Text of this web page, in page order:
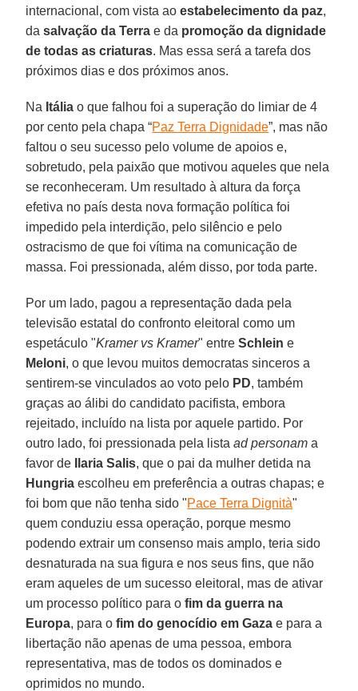
internacional, com vista aoestabelecimento da paz,
dasalvação da Terra e da promoção da dignidade
de todas as criaturas. Mas essa será a tarefa dos
próximos dias e dos próximos anos.
Na Itália o que falhou foi a superação do limiar de 4
por cento pela chapa “Paz Terra Dignidade”, mas não
faltou o seu sucesso pelo volume de apoios e,
sobretudo, pela paixão que motivou aqueles que nela
se reconheceram. Um resultado à altura da força
efetiva no país desta nova formação política foi
impedido pela interdição, pelo silêncio e pelo
ostracismo de que foi vítima na comunicação de
massa. Foi pressionada, além disso, por toda parte.
Por um lado, pagou a representação dada pela
televisão estatal do confronto eleitoral como um
espetáculo "Kramer vs Kramer" entreSchlein e
Meloni, o que levou muitos democratas sinceros a
sentirem-se vinculados ao voto pelo PD, também
graças ao álibi do candidato pacifista, embora
rejeitado, incluído na lista por aquele partido. Por
outro lado, foi pressionada pela listaad personam a
favor de
Ilaria Salis, que o pai da mulher detida na
Hungria escolheu em preferência a outras chapas; e
foi bom que não tenha sido "Pace Terra Dignità"
quem conduziu essa operação, porque mesmo
podendo extrair um consenso mais amplo, teria sido
desnaturada na sua figura e nos seus fins, que não
eram aqueles de um sucesso eleitoral, mas de ativar
um processo político para ofim da guerra na
Europa, para ofim do genocídio em Gaza e para a
libertação não apenas de uma pessoa, embora
representativa, mas de todos os dominados e
oprimidos no mundo.